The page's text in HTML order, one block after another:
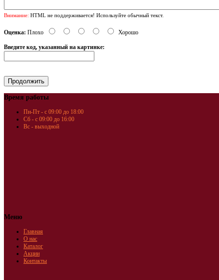
Внимание: HTML не поддерживается! Используйте обычный текст.
Оценка: Плохо Хорошо
Введите код, указанный на картинке:
Время работы
Пн-Пт - с 09:00 до 18:00
Сб - с 09:00 до 16:00
Вс - выходной
Меню
Главная
О нас
Каталог
Акции
Контакты